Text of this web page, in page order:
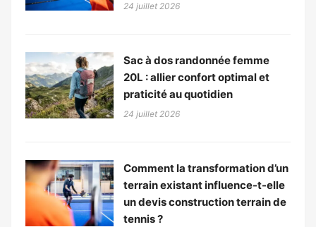
24 juillet 2026
Sac à dos randonnée femme
20L : allier confort optimal et
praticité au quotidien
24 juillet 2026
Comment la transformation d’un
terrain existant influence-t-elle
un devis construction terrain de
tennis ?